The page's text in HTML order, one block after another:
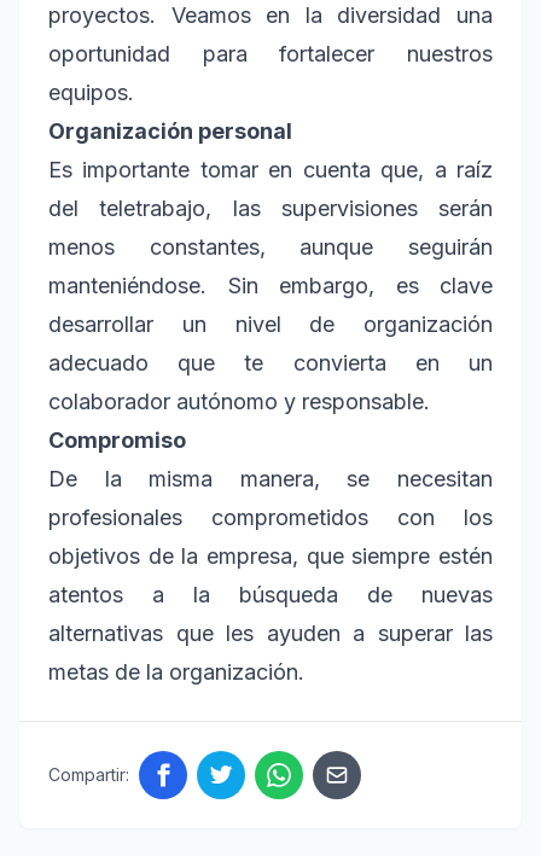
proyectos. Veamos en la diversidad una
oportunidad para fortalecer nuestros
equipos.
Organización personal
Es importante tomar en cuenta que, a raíz
del teletrabajo, las supervisiones serán
menos constantes, aunque seguirán
manteniéndose. Sin embargo, es clave
desarrollar un nivel de organización
adecuado que te convierta en un
colaborador autónomo y responsable.
Compromiso
De la misma manera, se necesitan
profesionales comprometidos con los
objetivos de la empresa, que siempre estén
atentos a la búsqueda de nuevas
alternativas que les ayuden a superar las
metas de la organización.
Compartir: